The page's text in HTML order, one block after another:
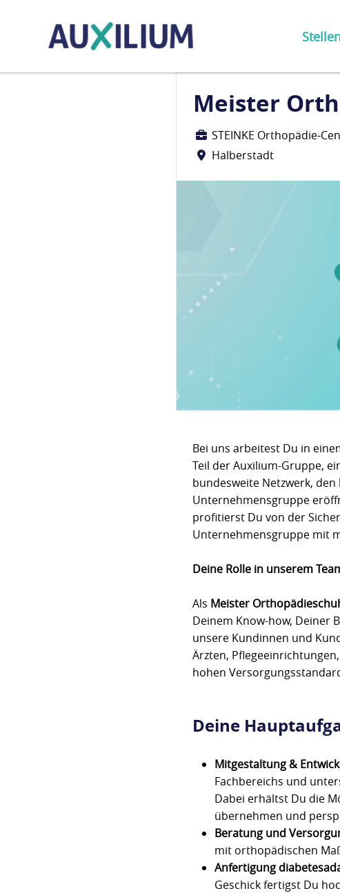
Meister
STEINKE Orthopädie-
Halberstadt
Bei uns arbeitest Du in
Teil der Auxilium-Gruppe,
bundesweite Netzwerk,
Unternehmensgruppe
profitierst Du von der
Unternehmensgruppe mit
Deine Rolle in unserem
Als Meister
Deinem Know-how, Deiner
unsere Kundinnen und
Ärzten,
hohen
Deine
Mitgestaltung &
Fachbereichs und
Dabei erhältst Du die
übernehmen und
Beratung und
mit orthopädischen
Anfertigung
Geschick fertigst Du